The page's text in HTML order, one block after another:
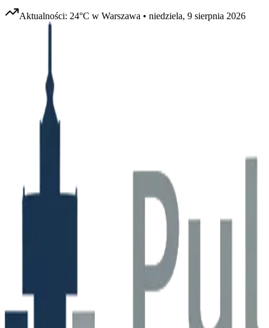
Aktualności: 24°C w Warszawa • niedziela, 9 sierpnia 2026